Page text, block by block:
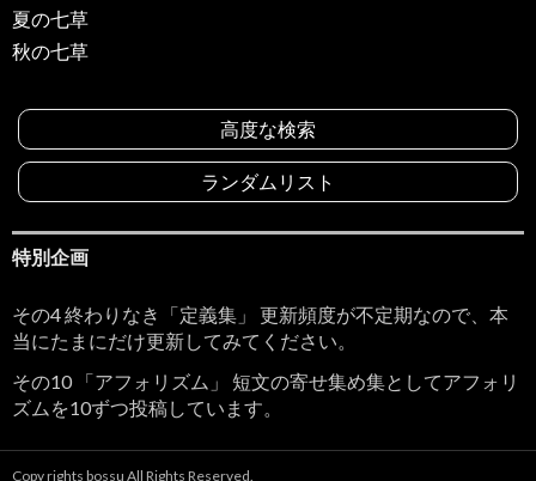
夏の七草
秋の七草
高度な検索
ランダムリスト
特別企画
その4 終わりなき「定義集」 更新頻度が不定期なので、本
当にたまにだけ更新してみてください。
その10 「アフォリズム」 短文の寄せ集め集としてアフォリ
ズムを10ずつ投稿しています。
Copy rights bossu All Rights Reserved.